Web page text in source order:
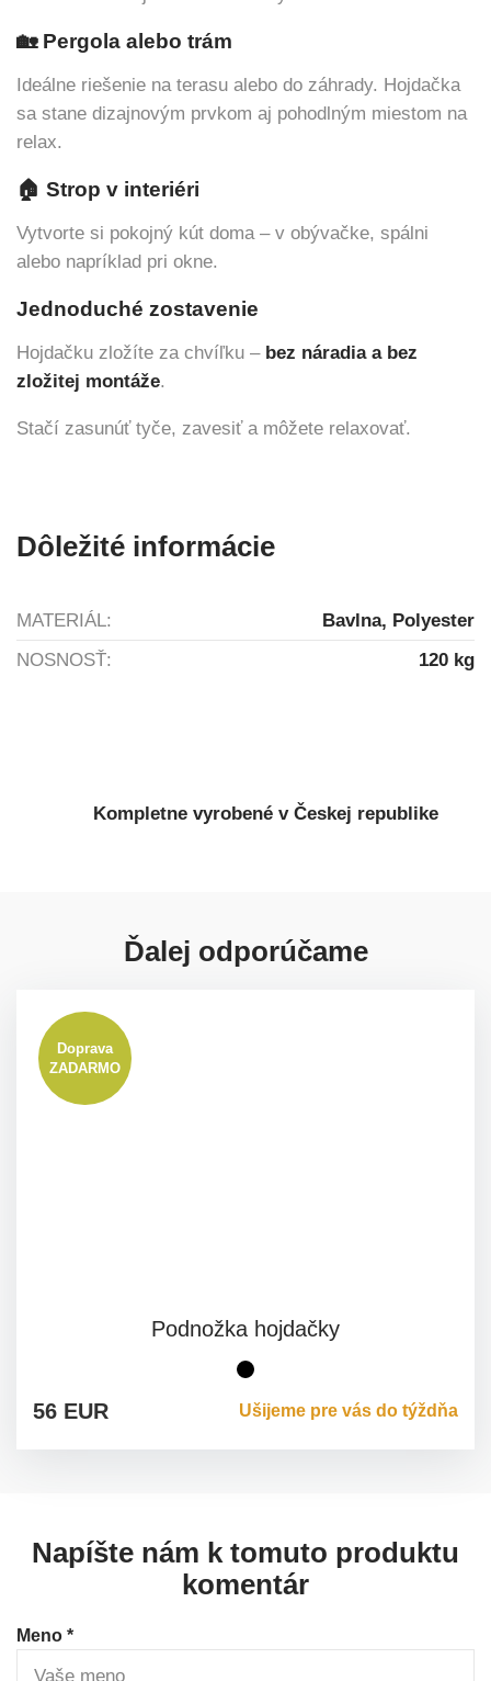
🏡 Pergola alebo trám
Ideálne riešenie na terasu alebo do záhrady. Hojdačka
sa stane dizajnovým prvkom aj pohodlným miestom na
relax.
🏠 Strop v interiéri
Vytvorte si pokojný kút doma – v obývačke, spálni
alebo napríklad pri okne.
Jednoduché zostavenie
Hojdačku zložíte za chvíľku – bez náradia a bez
zložitej montáže.
Stačí zasunúť tyče, zavesiť a môžete relaxovať.
Dôležité informácie
MATERIÁL:
Bavlna, Polyester
NOSNOSŤ:
120 kg
Kompletne vyrobené v Českej republike
Ďalej odporúčame
Doprava
ZADARMO
Podnožka hojdačky
čierna
56 EUR Ušijeme pre vás do týždňa
Napíšte nám k tomuto produktu
komentár
Meno *